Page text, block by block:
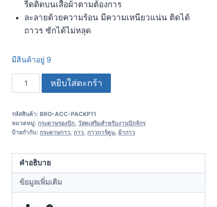
รีดติดบนเสื้อผ้าตามต้องการ
ละลายด้วยความร้อน มีความเหนียวแน่น ติดได้
ถาวร ซักได้ไม่หลุด
มีสินค้าอยู่ 9
หยิบใส่ตะกร้า
รหัสสินค้า: BRO-ACC-PACKP11
หมวดหมู่: กระดาษรองปัก วัสดุเสริมสำหรับงานปักจักร
ป้ายกำกับ: กระดาษกาว กาว กาวการ์ตูน, ผ้ากาว
คำอธิบาย
ข้อมูลเพิ่มเติม